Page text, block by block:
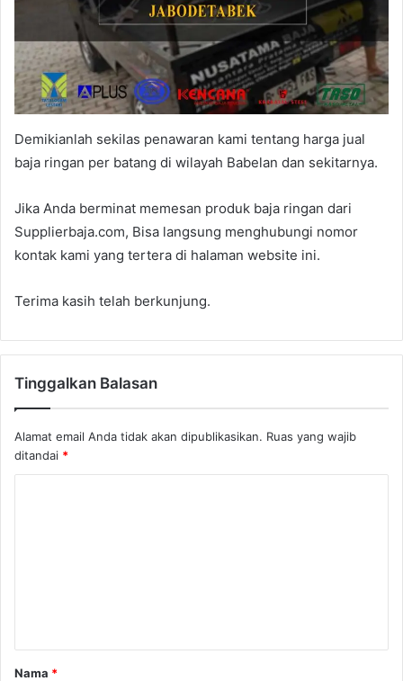
Demikianlah sekilas penawaran kami tentang harga jual
baja ringan per batang di wilayah Babelan dan sekitarnya.
Jika Anda berminat memesan produk baja ringan dari
Supplierbaja.com, Bisa langsung menghubungi nomor
kontak kami yang tertera di halaman website ini.
Terima kasih telah berkunjung.
Tinggalkan Balasan
Alamat email Anda tidak akan dipublikasikan. Ruas yang wajib
ditandai *
Nama *